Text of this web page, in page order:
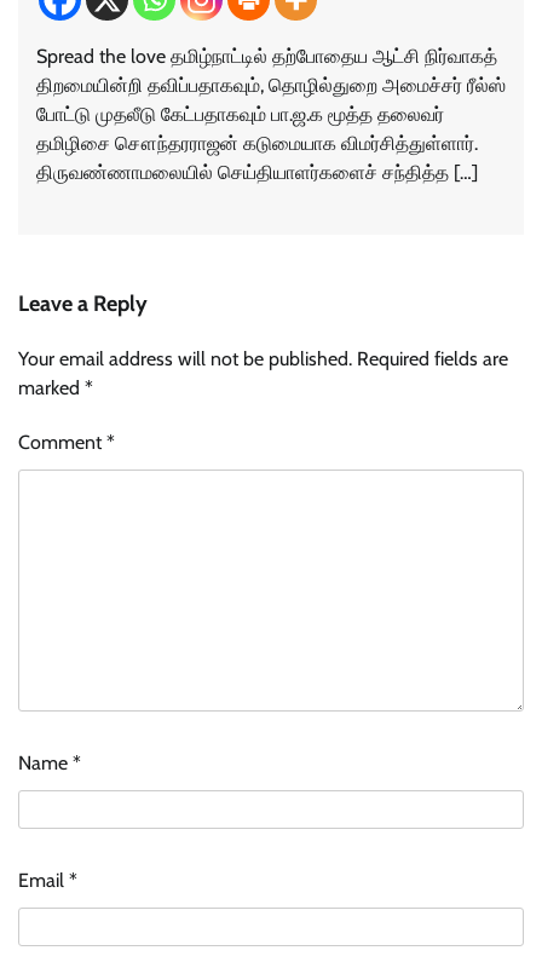
Spread the love தமிழ்நாட்டில் தற்போதைய ஆட்சி நிர்வாகத்
திறமையின்றி தவிப்பதாகவும், தொழில்துறை அமைச்சர் ரீல்ஸ்
போட்டு முதலீடு கேட்பதாகவும் பா.ஜ.க மூத்த தலைவர்
தமிழிசை சௌந்தரராஜன் கடுமையாக விமர்சித்துள்ளார்.
திருவண்ணாமலையில் செய்தியாளர்களைச் சந்தித்த […]
Leave a Reply
Your email address will not be published. Required fields are
marked *
Comment*
Name *
Email *